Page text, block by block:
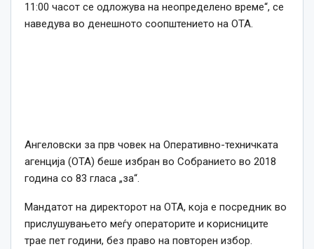
11:00 часот се одложува на неопределено време“, се
наведува во денешното соопштението на ОТА.
Ангеловски за прв човек на Оперативно-техничката
агенција (ОТА) беше избран во Собранието во 2018
година со 83 гласа „за“.
Мандатот на директорот на ОТА, која е посредник во
прислушувањето меѓу операторите и корисниците
трае пет години, без право на повторен избор.